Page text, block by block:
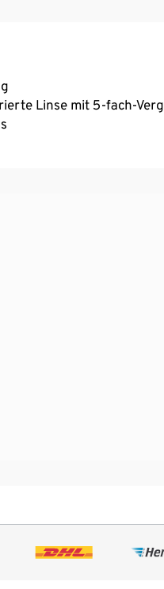
Linse mit 5-fach-